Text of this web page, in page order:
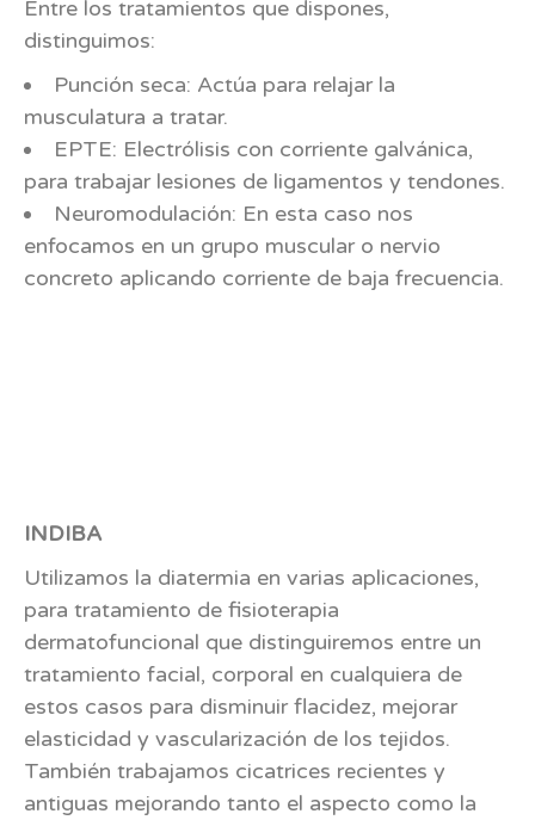
Entre los tratamientos que dispones,
distinguimos:
Punción seca: Actúa para relajar la
musculatura a tratar.
EPTE: Electrólisis con corriente galvánica,
para trabajar lesiones de ligamentos y tendones.
Neuromodulación: En esta caso nos
enfocamos en un grupo muscular o nervio
concreto aplicando corriente de baja frecuencia.
INDIBA
Utilizamos la diatermia en varias aplicaciones,
para tratamiento de fisioterapia
dermatofuncional que distinguiremos entre un
tratamiento facial, corporal en cualquiera de
estos casos para disminuir flacidez, mejorar
elasticidad y vascularización de los tejidos.
También trabajamos cicatrices recientes y
antiguas mejorando tanto el aspecto como la